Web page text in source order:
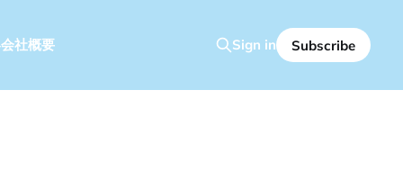
会社概要 Sign in Subscribe